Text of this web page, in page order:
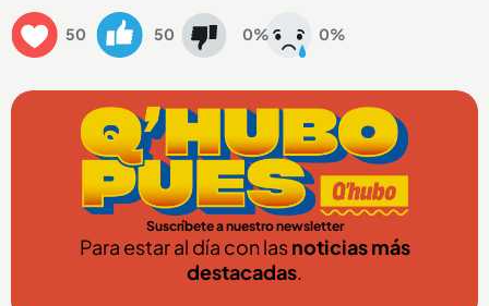
50 50 0% 0%
Suscríbete a nuestro newsletter
Para estar al día con lasnoticias más
destacadas.